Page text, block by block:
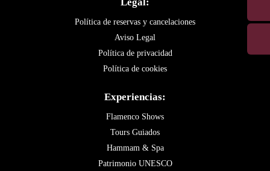
Política de reservas y cancelaciones
Aviso Legal
Política de privacidad
Política de cookies
Experiencias:
Flamenco Shows
Tours Guiados
Hammam & Spa
Patrimonio UNESCO